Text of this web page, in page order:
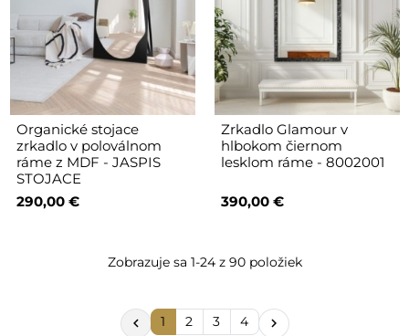
Organické stojace
zrkadlo v poloválnom
ráme z MDF - JASPIS
STOJACE
290,00 €
Zrkadlo Glamour v
hlbokom čiernom
lesklom ráme - 8002001
390,00 €
Zobrazuje sa 1-24 z 90 položiek
 1 2 3 4 